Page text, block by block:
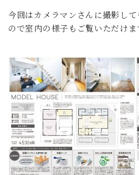
今回はカメラマンさんに撮影し
ので室内の様子もご覧いただけま